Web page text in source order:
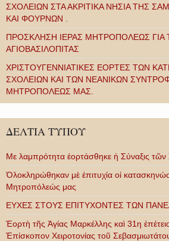
ΣΧΟΛΕΙΩΝ ΣΤΑ ΑΚΡΙΤΙΚΑ ΝΗΣΙΑ ΤΗΣ
ΚΑΙ ΦΟΥΡΝΩΝ .
ΠΡΟΣΚΛΗΣΗ ΙΕΡΑΣ ΜΗΤΡΟΠΟΛΕΩΣ
ΑΓΙΟΒΑΣΙΛΟΠΙΤΑΣ
ΧΡΙΣΤΟΥΓΕΝΝΙΑΤΙΚΕΣ ΕΟΡΤΕΣ ΤΩΝ
ΣΧΟΛΕΙΩΝ ΚΑΙ ΤΩΝ ΝΕΑΝΙΚΩΝ
ΜΗΤΡΟΠΟΛΕΩΣ ΜΑΣ.
ΔΕΛΤΙΑ ΤΥΠΟΥ
Με λαμπρότητα ἑορτάσθηκε ἡ Σύναξις τῶν
Ὁλοκληρώθηκαν μὲ ἐπιτυχία οἱ
Μητροπόλεώς μας
ΕΥΧΕΣ ΣΤΟΥΣ ΕΠΙΤΥΧΟΝΤΕΣ ΤΩΝ
Ἑορτὴ τῆς Ἁγίας Μαρκέλλης καὶ 31η
Ἐπίσκοπον Χειροτονίας τοῦ